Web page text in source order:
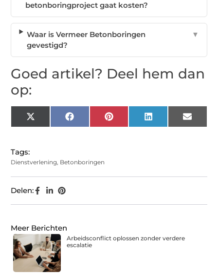
betonboringproject gaat kosten?
Waar is Vermeer Betonboringen
gevestigd?
▼
Goed artikel? Deel hem dan
op:
X
(Twitter)
Facebook Pinterest LinkedIn Email
Tags:
Dienstverlening, Betonboringen
Delen:
Meer Berichten
Arbeidsconflict oplossen zonder verdere
escalatie